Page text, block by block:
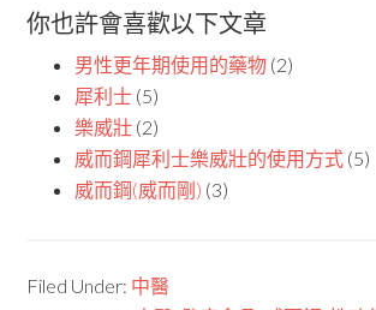
你也許會喜歡以下文章
男性更年期使用的藥物 (2)
犀利士 (5)
樂威壯 (2)
威而鋼犀利士樂威壯的使用方式 (5)
威而鋼(威而剛) (3)
Filed Under: 中醫